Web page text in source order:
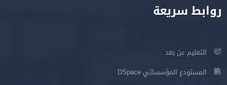
روابط سريعة
التعليم عن بعد
المستودع المؤسساتي DSpace